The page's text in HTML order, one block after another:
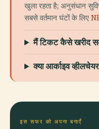
खुला रहता है; अनुसंधान
सबसे वर्तमान घंटों के लिए
मैं टिकट कैसे खरीद
क्या आर्काइव
इस सफर को अपना बनाएँ